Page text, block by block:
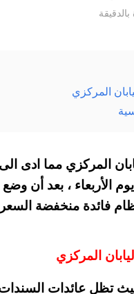
المركزي
المركزي مما ادى
الأربعاء ، بعد أن
فائدة منخفضة
المركزي